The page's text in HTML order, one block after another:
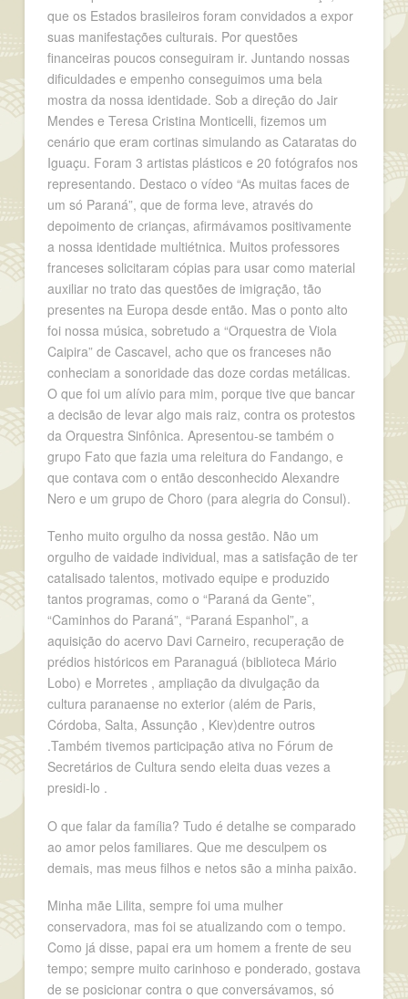
que os Estados brasileiros foram convidados a expor
suas manifestações culturais. Por questões
financeiras poucos conseguiram ir. Juntando nossas
dificuldades e empenho conseguimos uma bela
mostra da nossa identidade. Sob a direção do Jair
Mendes e Teresa Cristina Monticelli, fizemos um
cenário que eram cortinas simulando as Cataratas do
Iguaçu. Foram 3 artistas plásticos e 20 fotógrafos nos
representando. Destaco o vídeo “As muitas faces de
um só Paraná”, que de forma leve, através do
depoimento de crianças, afirmávamos positivamente
a nossa identidade multiétnica. Muitos professores
franceses solicitaram cópias para usar como material
auxiliar no trato das questões de imigração, tão
presentes na Europa desde então. Mas o ponto alto
foi nossa música, sobretudo a “Orquestra de Viola
Caipira” de Cascavel, acho que os franceses não
conheciam a sonoridade das doze cordas metálicas.
O que foi um alívio para mim, porque tive que bancar
a decisão de levar algo mais raiz, contra os protestos
da Orquestra Sinfônica. Apresentou-se também o
grupo Fato que fazia uma releitura do Fandango, e
que contava com o então desconhecido Alexandre
Nero e um grupo de Choro (para alegria do Consul).
Tenho muito orgulho da nossa gestão. Não um
orgulho de vaidade individual, mas a satisfação de ter
catalisado talentos, motivado equipe e produzido
tantos programas, como o “Paraná da Gente”,
“Caminhos do Paraná”, “Paraná Espanhol”, a
aquisição do acervo Davi Carneiro, recuperação de
prédios históricos em Paranaguá (biblioteca Mário
Lobo) e Morretes , ampliação da divulgação da
cultura paranaense no exterior (além de Paris,
Córdoba, Salta, Assunção , Kiev)dentre outros
.Também tivemos participação ativa no Fórum de
Secretários de Cultura sendo eleita duas vezes a
presidi-lo .
O que falar da família? Tudo é detalhe se comparado
ao amor pelos familiares. Que me desculpem os
demais, mas meus filhos e netos são a minha paixão.
Minha mãe Lilita, sempre foi uma mulher
conservadora, mas foi se atualizando com o tempo.
Como já disse, papai era um homem a frente de seu
tempo; sempre muito carinhoso e ponderado, gostava
de se posicionar contra o que conversávamos, só